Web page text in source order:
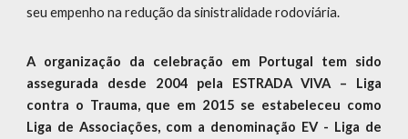
seu empenho na redução da sinistralidade rodoviária.
A organização da celebração em Portugal tem sido
assegurada desde 2004 pela ESTRADA VIVA – Liga
contra o Trauma, que em 2015 se estabeleceu como
Liga de Associações, com a denominação EV - Liga de